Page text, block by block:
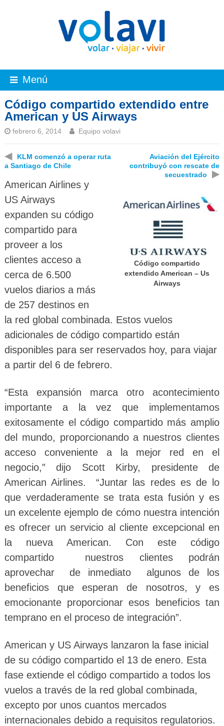
Menú
Código compartido extendido entre
American y US Airways
febrero 6, 2014 Equipo volavi
◀
KLM comenzó a operar ruta
a Santiago de Chile
Aviación del Ejército
contribuyó con rescate de
secuestrado
▶
Código compartido
extendido American – Us
Airways
American Airlines y
US Airways
expanden su código
compartido para
proveer a los
clientes acceso a
cerca de 6.500
vuelos diarios a más
de 257 destinos en
la red global combinada. Estos vuelos
adicionales de código compartido están
disponibles para ser reservados hoy, para viajar
a partir del 6 de febrero.
“Esta expansión marca otro acontecimiento
importante a la vez que implementamos
exitosamente el código compartido más amplio
del mundo, proporcionando a nuestros clientes
acceso conveniente a la mejor red en el
negocio,” dijo Scott Kirby, presidente de
American Airlines. “Juntar las redes es de lo
que verdaderamente se trata esta fusión y es
un excelente ejemplo de cómo nuestra intención
es ofrecer un servicio al cliente excepcional en
la nueva American. Con este código
compartido nuestros clientes podrán
aprovechar de inmediato algunos de los
beneficios que esperan de nosotros, y es
emocionante proporcionar esos beneficios tan
temprano en el proceso de integración”.
American y US Airways lanzaron la fase inicial
de su código compartido el 13 de enero. Esta
fase extiende el código compartido a todos los
vuelos a través de la red global combinada,
excepto por unos cuantos mercados
internacionales debido a requisitos regulatorios.